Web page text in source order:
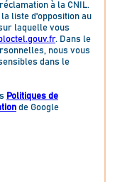
à la CNIL.
la liste d'opposition au
laquelle vous
. Dans le
nous vous
dans le
Politiques de
de Google